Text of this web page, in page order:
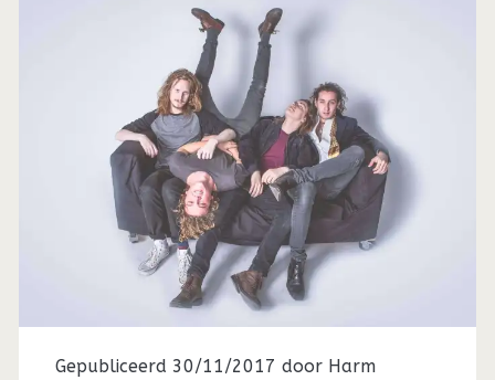
Gepubliceerd 30/11/2017 door Harm